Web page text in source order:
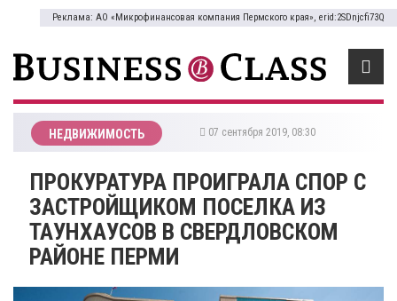
Реклама: АО «Микрофинансовая компания Пермского края», erid:2SDnjcfi73Q
НЕДВИЖИМОСТЬ 07 сентября 2019, 08:30
​ПРОКУРАТУРА ПРОИГРАЛА СПОР С
ЗАСТРОЙЩИКОМ ПОСЕЛКА ИЗ
ТАУНХАУСОВ В СВЕРДЛОВСКОМ
РАЙОНЕ ПЕРМИ